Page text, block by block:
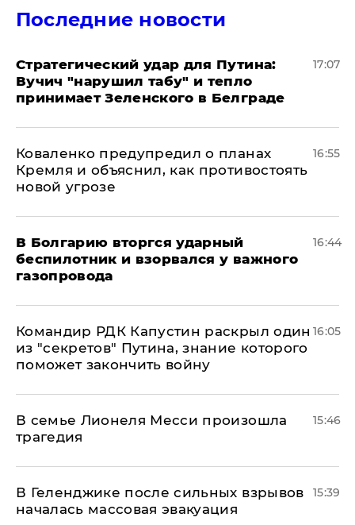
Последние новости
Стратегический удар для Путина:
Вучич "нарушил табу" и тепло
принимает Зеленского в Белграде
17:07
Коваленко предупредил о планах
Кремля и объяснил, как противостоять
новой угрозе
16:55
В Болгарию вторгся ударный
беспилотник и взорвался у важного
газопровода
16:44
Командир РДК Капустин раскрыл один
из "секретов" Путина, знание которого
поможет закончить войну
16:05
В семье Лионеля Месси произошла
трагедия
15:46
В Геленджике после сильных взрывов
началась массовая эвакуация
15:39